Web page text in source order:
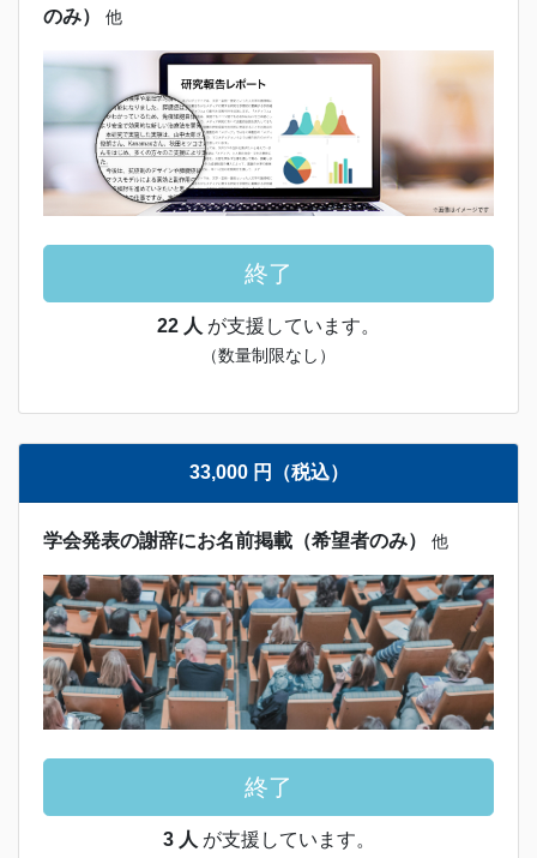
のみ）
他
終了
22 人 が支援しています。
（数量制限なし）
33,000 円（税込）
学会発表の謝辞にお名前掲載（希望者のみ） 他
終了
3 人 が支援しています。